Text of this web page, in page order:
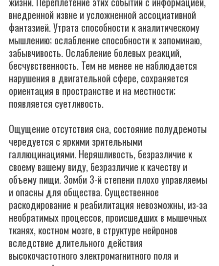
внедренной извне и усложненной ассоциативной
фантазией. Утрата способности к аналитическому
мышлению; ослабление способности к запоминаю,
забывчивость. Ослабление болевых реакций,
бесчувственность. Тем не менее не наблюдается
нарушения в двигательной сфере, сохраняется
ориентация в пространстве и на местности;
появляется суетливость.
Ощущение отсутствия сна, состояние полудремоты
чередуется с яркими зрительными
галлюцинациями. Неряшливость, безразличие к
своему вашему виду, безразличие к качеству и
объему пищи. Зомби 3-й степени плохо управляемы
и опасны для общества. Существенное
раскодирование и реабилитация невозможны, из-за
необратимых процессов, происшедших в мышечных
тканях, костном мозге, в структуре нейронов
вследствие длительного действия
высокочастотного электромагнитного поля и